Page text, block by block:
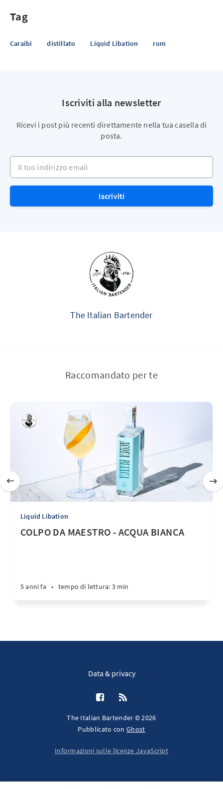
Tag
Caraibi distillato Liquid Libation rum
Iscriviti alla newsletter
Ricevi i post più recenti direttamente nella tua casella di
posta.
Il tuo indirizzo email
Iscriviti
The Italian Bartender
Raccomandato per te
Liquid Libation
COLPO DA MAESTRO - ACQUA BIANCA
5 anni fa • tempo di lettura: 3 min
Data & privacy
The Italian Bartender © 2026
Pubblicato con Ghost
Informazioni sulle licenze JavaScript